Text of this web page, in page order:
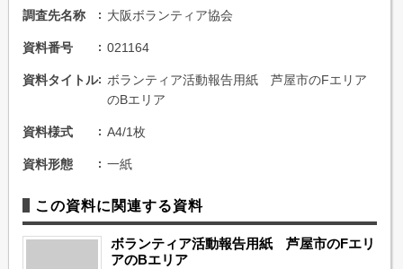
調査先名称 大阪ボランティア協会
資料番号 021164
資料タイトル
ボランティア活動報告用紙 芦屋市のFエリア
のBエリア
資料様式 A4/1枚
資料形態 一紙
この資料に関連する資料
ボランティア活動報告用紙 芦屋市のFエリ
アのBエリア